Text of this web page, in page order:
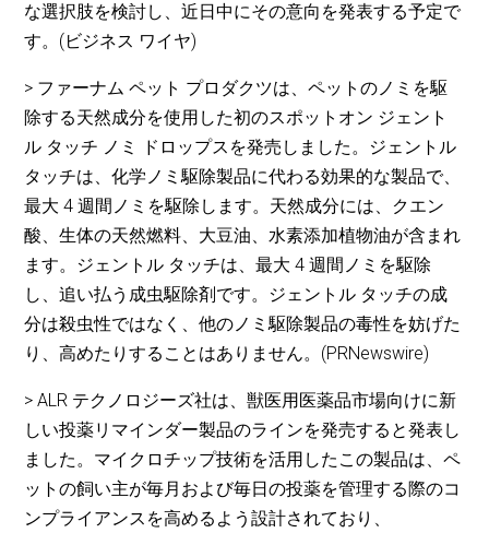
な選択肢を検討し、近日中にその意向を発表する予定で
す。(ビジネス ワイヤ)
> ファーナム ペット プロダクツは、ペットのノミを駆
除する天然成分を使用した初のスポットオン ジェント
ル タッチ ノミ ドロップスを発売しました。ジェントル
タッチは、化学ノミ駆除製品に代わる効果的な製品で、
最大 4 週間ノミを駆除します。天然成分には、クエン
酸、生体の天然燃料、大豆油、水素添加植物油が含まれ
ます。ジェントル タッチは、最大 4 週間ノミを駆除
し、追い払う成虫駆除剤です。ジェントル タッチの成
分は殺虫性ではなく、他のノミ駆除製品の毒性を妨げた
り、高めたりすることはありません。(PRNewswire)
> ALR テクノロジーズ社は、獣医用医薬品市場向けに新
しい投薬リマインダー製品のラインを発売すると発表し
ました。マイクロチップ技術を活用したこの製品は、ペ
ットの飼い主が毎月および毎日の投薬を管理する際のコ
ンプライアンスを高めるよう設計されており、